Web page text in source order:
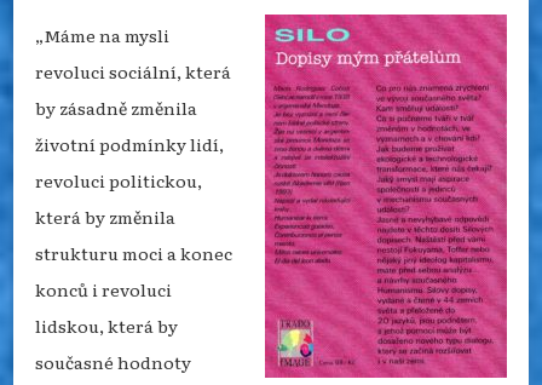
„Máme na mysli
revoluci sociální, která
by zásadně změnila
životní podmínky lidí,
revoluci politickou,
která by změnila
strukturu moci a konec
konců i revoluci
lidskou, která by
současné hodnoty